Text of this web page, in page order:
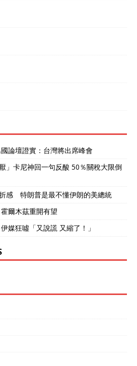
論壇證實：台灣將出席峰會
」卡尼神回一句反酸 50％關稅大限倒
感 特朗普是最不懂伊朗的美總統
爾木茲重開有望
媒狂噓「又說謊 又縮了！」